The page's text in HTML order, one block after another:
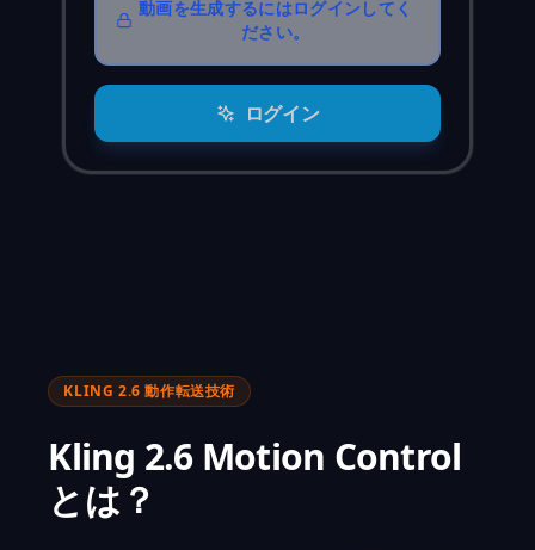
動画を生成するにはログインしてく
ださい。
ログイン
KLING 2.6 動作転送技術
Kling 2.6 Motion Control
とは？